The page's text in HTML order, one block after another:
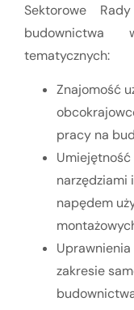
Sektorowe
budownictwa
tematycznych:
Znajomość
pracy na
Umiejętność
narzędziami
napędem
zakresie